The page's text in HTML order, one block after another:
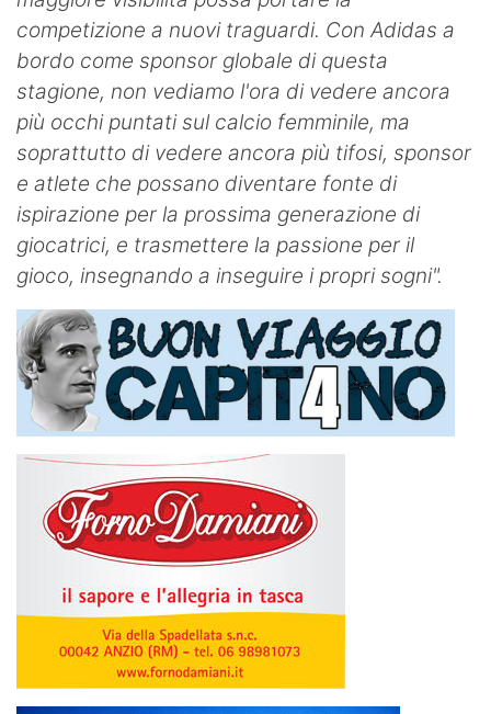
competizione a nuovi traguardi. Con Adidas a
bordo come sponsor globale di questa
stagione, non vediamo l'ora di vedere ancora
più occhi puntati sul calcio femminile, ma
soprattutto di vedere ancora più tifosi, sponsor
e atlete che possano diventare fonte di
ispirazione per la prossima generazione di
giocatrici, e trasmettere la passione per il
gioco, insegnando a inseguire i propri sogni".